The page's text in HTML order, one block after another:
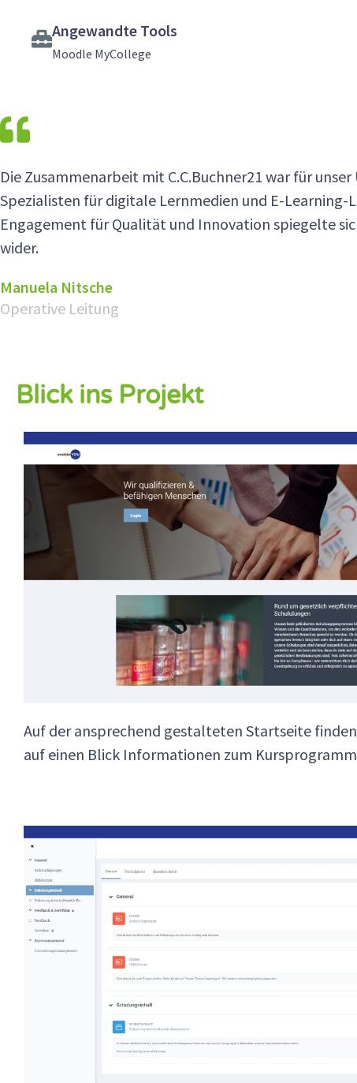
Angewandte Tools
Moodle MyCollege
Die Zusammenarbeit mit C.C.Buchner21 war für
Spezialisten für digitale Lernmedien und E-
Engagement für Qualität und Innovation spiegelte
wider.
Manuela Nitsche
Operative Leitung
Blick ins Projekt
Auf der ansprechend gestalteten Startseite
auf einen Blick Informationen zum